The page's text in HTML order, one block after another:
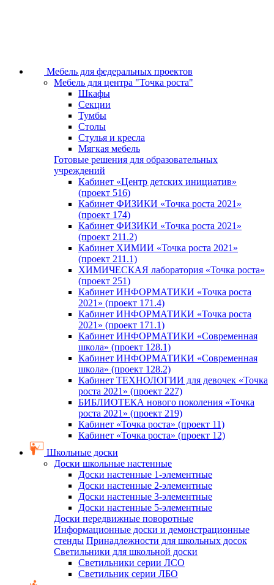
Мебель для федеральных проектов
Мебель для центра "Точка роста"
Шкафы
Секции
Тумбы
Столы
Стулья и кресла
Мягкая мебель
Готовые решения для образовательных
учреждений
Кабинет «Центр детских инициатив»
(проект 516)
Кабинет ФИЗИКИ «Точка роста 2021»
(проект 174)
Кабинет ФИЗИКИ «Точка роста 2021»
(проект 211.2)
Кабинет ХИМИИ «Точка роста 2021»
(проект 211.1)
ХИМИЧЕСКАЯ лаборатория «Точка роста»
(проект 251)
Кабинет ИНФОРМАТИКИ «Точка роста
2021» (проект 171.4)
Кабинет ИНФОРМАТИКИ «Точка роста
2021» (проект 171.1)
Кабинет ИНФОРМАТИКИ «Современная
школа» (проект 128.1)
Кабинет ИНФОРМАТИКИ «Современная
школа» (проект 128.2)
Кабинет ТЕХНОЛОГИИ для девочек «Точка
роста 2021» (проект 227)
БИБЛИОТЕКА нового поколения «Точка
роста 2021» (проект 219)
Кабинет «Точка роста» (проект 11)
Кабинет «Точка роста» (проект 12)
Школьные доски
Доски школьные настенные
Доски настенные 1-элементные
Доски настенные 2-элементные
Доски настенные 3-элементные
Доски настенные 5-элементные
Доски передвижные поворотные
Информационные доски и демонстрационные
стенды Принадлежности для школьных досок
Светильники для школьной доски
Светильники серии ЛСО
Светильник серии ЛБО